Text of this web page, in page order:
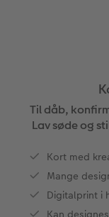
Til dåb,
Lav søde og
Kort med
Mange
Digitalprint i
Kan